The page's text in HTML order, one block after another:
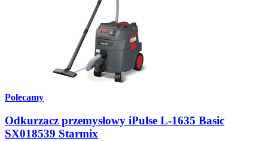
Polecamy
Odkurzacz przemysłowy iPulse L-1635 Basic
SX018539 Starmix